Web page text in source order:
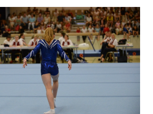
im Turnen – schon gewusst?